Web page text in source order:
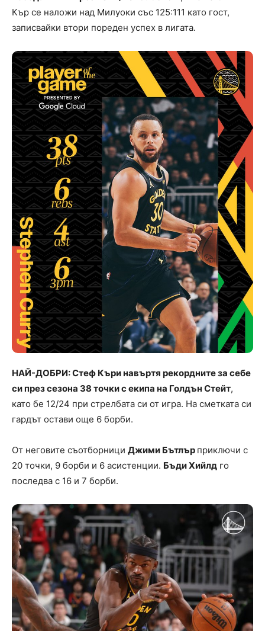
Кър се наложи над Милуоки със 125:111 като гост,
записвайки втори пореден успех в лигата.
НАЙ-ДОБРИ: Стеф Къри навъртя рекордните за себе
си през сезона 38 точки с екипа на Голдън Стейт,
като бе 12/24 при стрелбата си от игра. На сметката си
гардът остави още 6 борби.
От неговите съотборници Джими Бътлър приключи с
20 точки, 9 борби и 6 асистенции. Бъди Хийлд го
последва с 16 и 7 борби.